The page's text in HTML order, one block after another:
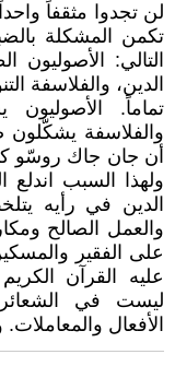
لن تجدوا مثقفاً
تكمن المشكلة
التالي:
الدين، والفلاسفة
تماماً.
والفلاسفة يشكّلون
أن جان جاك روسّو
ولهذا السبب اندلع
الدين في رأيه
والعمل الصالح
على الفقير
عليه القرآن
ليست في
الأفعال